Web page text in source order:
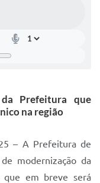
Prefeitura que
na região
– A Prefeitura de
modernização da
que em breve será